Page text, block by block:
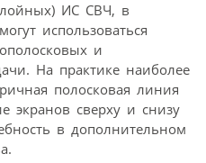
ИС СВЧ, в
использоваться
и
На практике наиболее
полосковая линия
экранов сверху и снизу
в дополнительном